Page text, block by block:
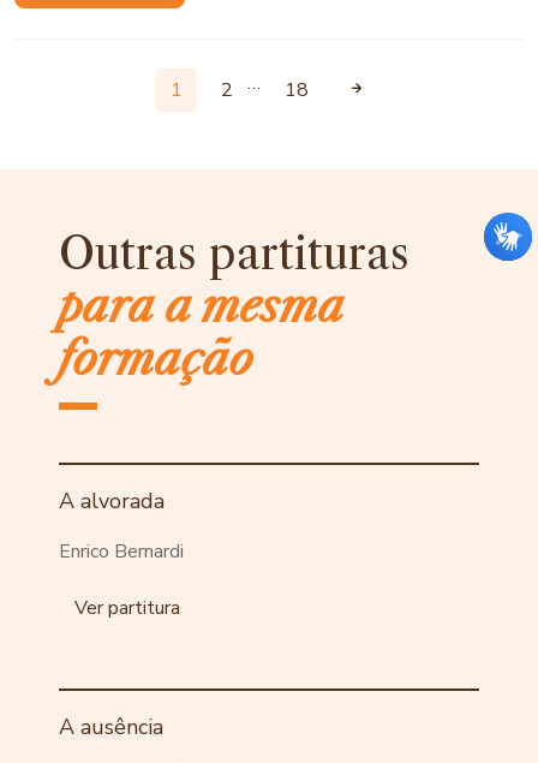
1 2 … 18
Outras partituras
para a mesma
formação
A alvorada
Enrico Bernardi
Ver partitura
A ausência